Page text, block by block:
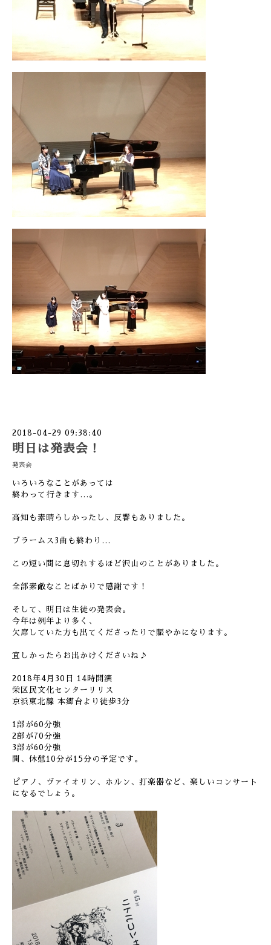
2018-04-29 09:38:40
明日は発表会！
発表会
いろいろなことがあっては
終わって行きます…。
高知も素晴らしかったし、反響もありました。
ブラームス3曲も終わり…
この短い間に息切れするほど沢山のことがありました。
全部素敵なことばかりで感謝です！
そして、明日は生徒の発表会。
今年は例年より多く、
欠席していた方も出てくださったりで賑やかになります。
宜しかったらお出かけくださいね♪
2018年4月30日 14時開演
栄区民文化センターリリス
京浜東北線 本郷台より徒歩3分
1部が60分強
2部が70分強
3部が60分強
間、休憩10分が15分の予定です。
ピアノ、ヴァイオリン、ホルン、打楽器など、楽しいコンサート
になるでしょう。